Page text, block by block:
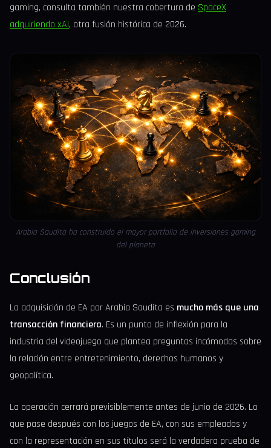
gaming, consulta también nuestra cobertura de SpaceX
adquiriendo xAI, otra fusión histórica de 2026.
Arabia Saudita ha construido el mayor portfolio de inversiones gaming
del planeta
Conclusión
La adquisición de EA por Arabia Saudita es mucho más que una
transacción financiera. Es un punto de inflexión para la
industria del videojuego que plantea preguntas incómodas sobre
la relación entre entretenimiento, derechos humanos y
geopolítica.
La operación cerrará previsiblemente antes de junio de 2026. Lo
que pase después con los juegos de EA, con sus empleados y
con la representación en sus títulos será la verdadera prueba de